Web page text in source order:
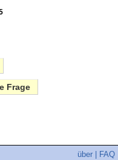
Frage
über FAQ